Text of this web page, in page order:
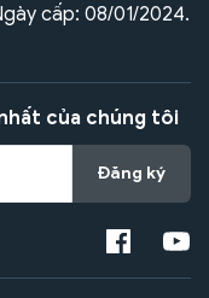
cấp: 08/01/2024.
của chúng tôi
Đăng ký